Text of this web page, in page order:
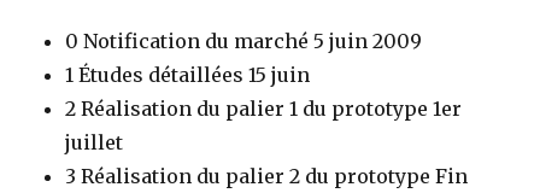
0 Notification du marché 5 juin 2009
1 Études détaillées 15 juin
2 Réalisation du palier 1 du prototype 1er
juillet
3 Réalisation du palier 2 du prototype Fin